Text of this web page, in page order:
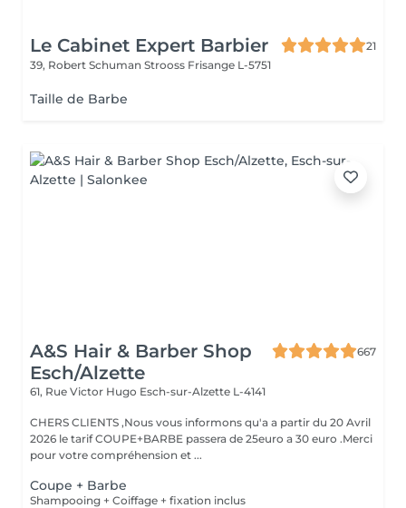
Le Cabinet Expert Barbier
21
39, Robert Schuman Strooss Frisange L-5751
Taille de Barbe
A&S Hair & Barber Shop
Esch/Alzette
667
61, Rue Victor Hugo Esch-sur-Alzette L-4141
CHERS CLIENTS ,Nous vous informons qu'a a partir du 20 Avril
2026 le tarif COUPE+BARBE passera de 25euro a 30 euro .Merci
pour votre compréhension et ...
Coupe + Barbe
Shampooing + Coiffage + fixation inclus